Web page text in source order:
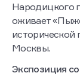
Народицкого
оживает
исторической
Москвы.
Экспозиция